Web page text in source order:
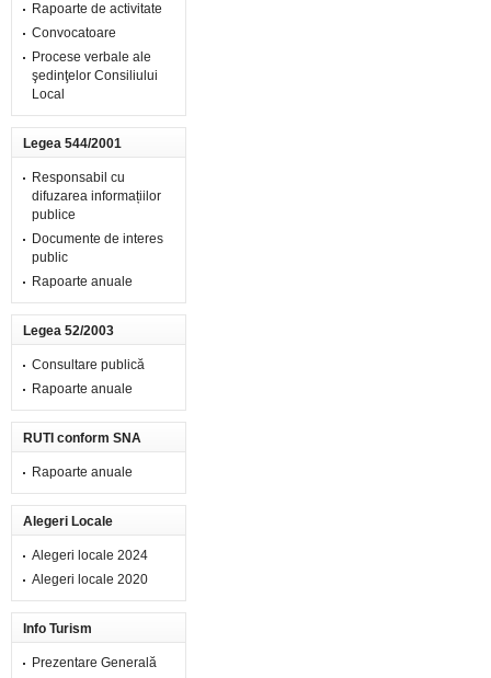
Rapoarte de activitate
Convocatoare
Procese verbale ale
şedinţelor Consiliului
Local
Legea 544/2001
Responsabil cu
difuzarea informațiilor
publice
Documente de interes
public
Rapoarte anuale
Legea 52/2003
Consultare publică
Rapoarte anuale
RUTI conform SNA
Rapoarte anuale
Alegeri Locale
Alegeri locale 2024
Alegeri locale 2020
Info Turism
Prezentare Generală